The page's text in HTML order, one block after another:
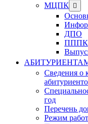
МЦПК Show
sub
menu
ДПО
ПППК
Сведения о
год
Перечень
Режим